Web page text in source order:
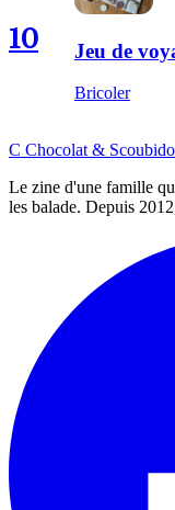
10 Jeu de
Bricoler
C Chocolat &
Le zine d'une famille
les balade. Depuis